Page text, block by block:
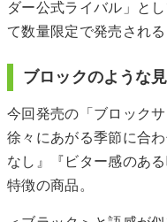
ダー公式ライバル」と
て数量限定で発売される
ブロックのような
今回発売の「ブロック
徐々にあがる季節に合
なし』『ビター感のあ
特徴の商品。